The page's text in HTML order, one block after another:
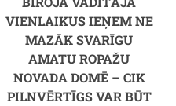
VIENLAIKUS IEŅEM NE
MAZĀK SVARĪGU
AMATU ROPAŽU
NOVADA DOMĒ – CIK
PILNVĒRTĪGS VAR BŪT